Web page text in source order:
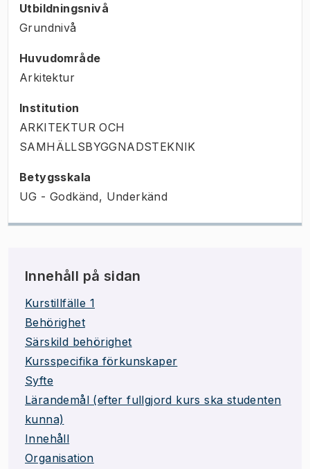
Utbildningsnivå
Grundnivå
Huvudområde
Arkitektur
Institution
ARKITEKTUR OCH
SAMHÄLLSBYGGNADSTEKNIK
Betygsskala
UG - Godkänd, Underkänd
Innehåll på sidan
Kurstillfälle 1
Behörighet
Särskild behörighet
Kursspecifika förkunskaper
Syfte
Lärandemål (efter fullgjord kurs ska studenten
kunna)
Innehåll
Organisation